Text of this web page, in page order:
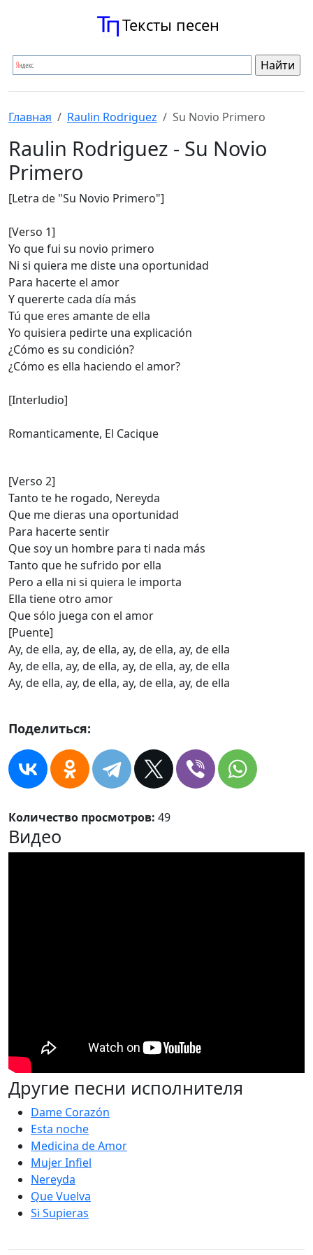
Тексты песен
Главная Raulin Rodriguez Su Novio Primero
Raulin Rodriguez - Su Novio
Primero
[Letra de "Su Novio Primero"]
[Verso 1]
Yo que fui su novio primero
Ni si quiera me diste una oportunidad
Para hacerte el amor
Y quererte cada día más
Tú que eres amante de ella
Yo quisiera pedirte una explicación
¿Cómo es su condición?
¿Cómo es ella haciendo el amor?
[Interludio]
Romanticamente, El Cacique
[Verso 2]
Tanto te he rogado, Nereyda
Que me dieras una oportunidad
Para hacerte sentir
Que soy un hombre para ti nada más
Tanto que he sufrido por ella
Pero a ella ni si quiera le importa
Ella tiene otro amor
Que sólo juega con el amor
[Puente]
Ay, de ella, ay, de ella, ay, de ella, ay, de ella
Ay, de ella, ay, de ella, ay, de ella, ay, de ella
Ay, de ella, ay, de ella, ay, de ella, ay, de ella
Поделиться:
Количество просмотров: 49
Видео
Другие песни исполнителя
Dame Corazón
Esta noche
Medicina de Amor
Mujer Infiel
Nereyda
Que Vuelva
Si Supieras